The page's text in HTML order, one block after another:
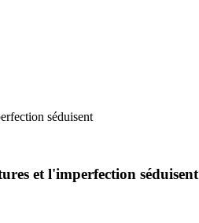
séduisent
et l'imperfection séduisent